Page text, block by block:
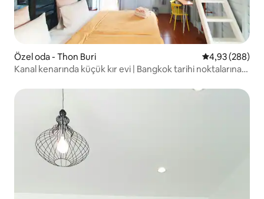
Özel oda - Thon Buri 5 üzerinden
4,93 (288)
Kanal kenarında küçük kır evi | Bangkok tarihi noktalarına